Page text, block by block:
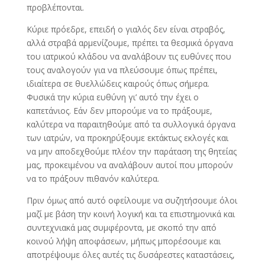
προβλέπονται.
Κύριε πρόεδρε, επειδή ο γιαλός δεν είναι στραβός,
αλλά στραβά αρμενίζουμε, πρέπει τα θεσμικά όργανα
του ιατρικού κλάδου να αναλάβουν τις ευθύνες που
τους αναλογούν για να πλεύσουμε όπως πρέπει,
ιδιαίτερα σε θυελλώδεις καιρούς όπως σήμερα.
Φυσικά την κύρια ευθύνη γι’ αυτό την έχει ο
καπετάνιος. Εάν δεν μπορούμε να το πράξουμε,
καλύτερα να παραιτηθούμε από τα συλλογικά όργανα
των ιατρών, να προκηρύξουμε εκτάκτως εκλογές και
να μην αποδεχθούμε πλέον την παράταση της θητείας
μας, προκειμένου να αναλάβουν αυτοί που μπορούν
να το πράξουν πιθανόν καλύτερα.
Πριν όμως από αυτό οφείλουμε να συζητήσουμε όλοι
μαζί με βάση την κοινή λογική και τα επιστημονικά και
συντεχνιακά μας συμφέροντα, με σκοπό την από
κοινού λήψη αποφάσεων, μήπως μπορέσουμε και
αποτρέψουμε όλες αυτές τις δυσάρεστες καταστάσεις,